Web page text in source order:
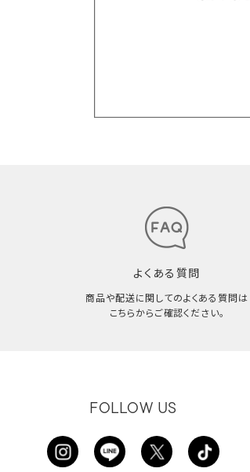
よくある質問
商品や配送に関してのよくある質問は
こちらからご確認ください。
FOLLOW US